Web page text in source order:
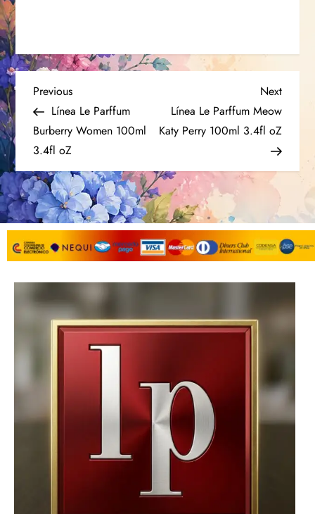
Previous
Línea Le Parffum
Burberry Women 100ml
3.4fl oZ
Next
Línea Le Parffum Meow
Katy Perry 100ml 3.4fl oZ